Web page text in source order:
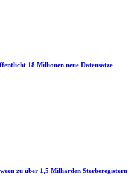
18 Millionen neue Datensätze
zu über 1,5 Milliarden Sterberegistern